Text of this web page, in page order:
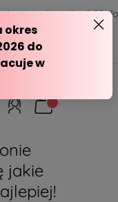
w godzinach - 8:00 do
jakie